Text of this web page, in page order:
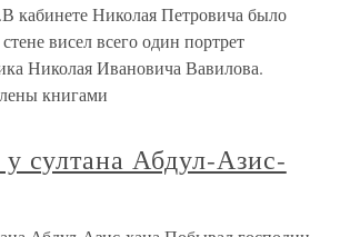
кабинете Николая Петровича было
висел всего один портрет
Николая Ивановича Вавилова.
книгами
султана Абдул-Азис-